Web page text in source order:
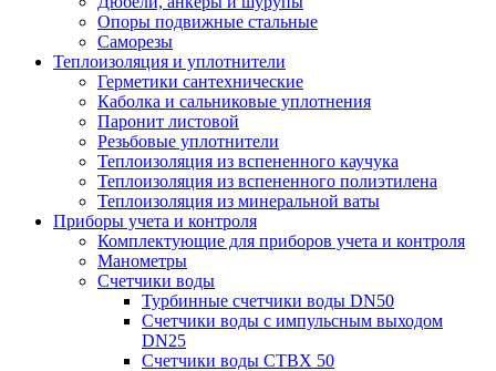
Опоры подвижные стальные
Саморезы
Теплоизоляция и уплотнители
Герметики сантехнические
Каболка и сальниковые уплотнения
Паронит листовой
Резьбовые уплотнители
Теплоизоляция из вспененного каучука
Теплоизоляция из вспененного полиэтилена
Теплоизоляция из минеральной ваты
Приборы учета и контроля
Комплектующие для приборов учета и контроля
Манометры
Счетчики воды
Турбинные счетчики воды DN50
Счетчики воды с импульсным выходом
DN25
Счетчики воды СТВХ 50